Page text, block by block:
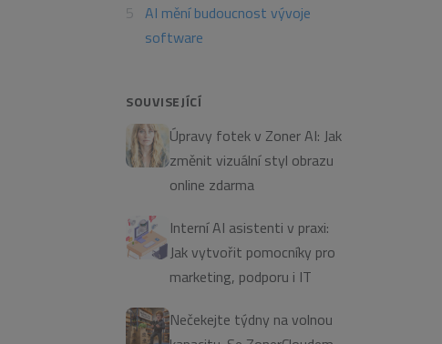
AI mění budoucnost vývoje
software
SOUVISEJÍCÍ
Úpravy fotek v Zoner AI: Jak
změnit vizuální styl obrazu
online zdarma
Interní AI asistenti v praxi:
Jak vytvořit pomocníky pro
marketing, podporu i IT
Nečekejte týdny na volnou